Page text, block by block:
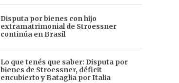
Disputa por bienes con hijo
extramatrimonial de Stroessner
continúa en Brasil
Lo que tenés que saber: Disputa por
bienes de Stroessner, déficit
encubierto y Bataglia por Italia